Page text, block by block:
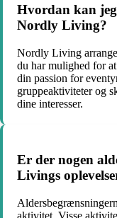
Hvordan kan jeg
Nordly Living?
Nordly Living
du har mulighed for
din passion for
gruppeaktiviteter og
dine interesser.
Er der nogen
Livings
aktivitet. Visse